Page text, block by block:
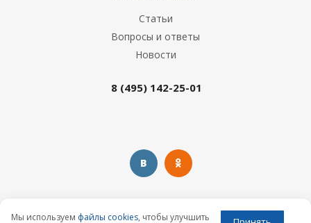
Статьи
Вопросы и ответы
Новости
8 (495) 142-25-01
Предоставленная на сайте информация несёт справочный
Мы используем файлы cookies, чтобы улучшить